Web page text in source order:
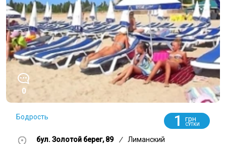
0
Бодрость 1 грн
СУТКИ
бул. Золотой берег, 89 / Лиманский